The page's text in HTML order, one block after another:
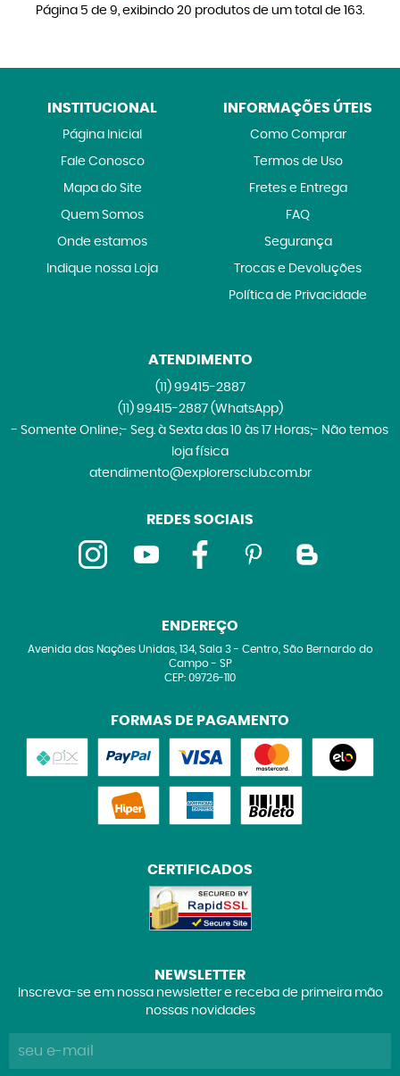
Página 5 de 9, exibindo 20 produtos de um total de 163.
INSTITUCIONAL
Página Inicial
Fale Conosco
Mapa do Site
Quem Somos
Onde estamos
Indique nossa Loja
INFORMAÇÕES ÚTEIS
Como Comprar
Termos de Uso
Fretes e Entrega
FAQ
Segurança
Trocas e Devoluções
Política de Privacidade
ATENDIMENTO
(11)99415-2887
(11)99415-2887 (WhatsApp)
- Somente Online;- Seg. à Sexta das 10 às 17 Horas;- Não temos
loja física
atendimento@explorersclub.com.br
REDES SOCIAIS
ENDEREÇO
Avenida das Nações Unidas, 134, Sala 3- Centro, São Bernardo do
Campo- SP
CEP: 09726-110
FORMAS DE PAGAMENTO
CERTIFICADOS
NEWSLETTER
Inscreva-se em nossa newsletter e receba de primeira mão
nossas novidades